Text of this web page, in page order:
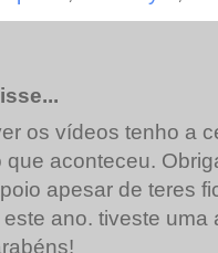
os vídeos tenho a
que aconteceu.
apesar de teres
ano. tiveste uma